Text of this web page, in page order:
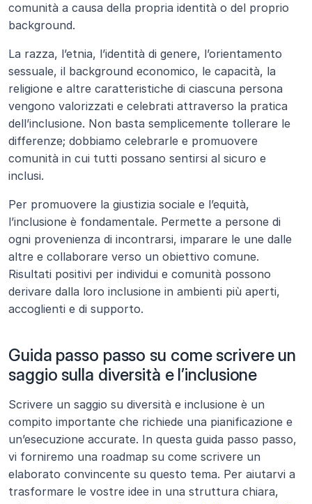
comunità a causa della propria identità o del proprio
background.
La razza, l’etnia, l’identità di genere, l’orientamento
sessuale, il background economico, le capacità, la
religione e altre caratteristiche di ciascuna persona
vengono valorizzati e celebrati attraverso la pratica
dell’inclusione. Non basta semplicemente tollerare le
differenze; dobbiamo celebrarle e promuovere
comunità in cui tutti possano sentirsi al sicuro e
inclusi.
Per promuovere la giustizia sociale e l’equità,
l’inclusione è fondamentale. Permette a persone di
ogni provenienza di incontrarsi, imparare le une dalle
altre e collaborare verso un obiettivo comune.
Risultati positivi per individui e comunità possono
derivare dalla loro inclusione in ambienti più aperti,
accoglienti e di supporto.
Guida passo passo su come scrivere un
saggio sulla diversità e l’inclusione
Scrivere un saggio su diversità e inclusione è un
compito importante che richiede una pianificazione e
un’esecuzione accurate. In questa guida passo passo,
vi forniremo una roadmap su come scrivere un
elaborato convincente su questo tema. Per aiutarvi a
trasformare le vostre idee in una struttura chiara,